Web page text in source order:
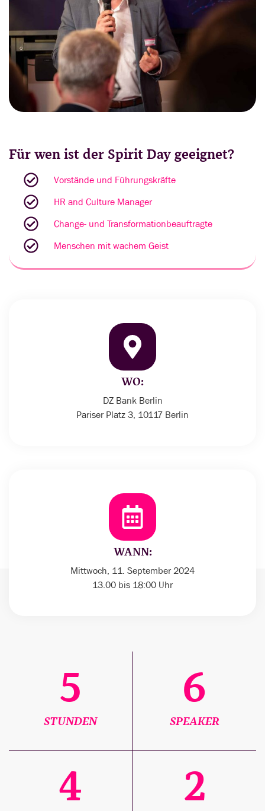
Für wen ist der Spirit Day geeignet?
Vorstände und Führungskräfte
HR and Culture Manager
Change- und Transformationbeauftragte
Menschen mit wachem Geist
WO:
DZ Bank Berlin
Pariser Platz 3, 10117 Berlin
WANN:
Mittwoch, 11. September 2024
13.00 bis 18:00 Uhr
STUNDEN
5
SPEAKER
6
4 2